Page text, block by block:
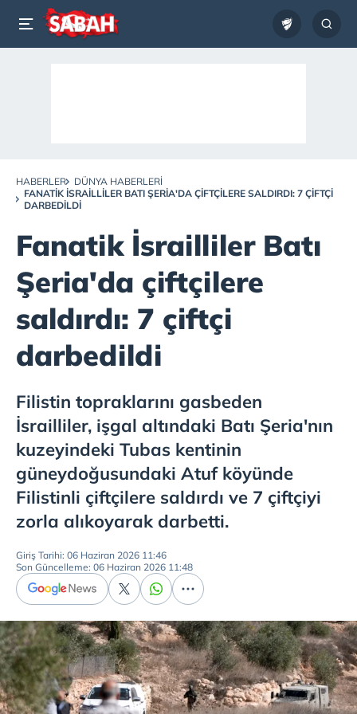
HABERLER
DÜNYA HABERLERI
FANATIK İSRAILLILER BATI ŞERIA'DA ÇIFTÇILERE SALDIRDI: 7 ÇIFTÇI
DARBEDILDI
Fanatik İsrailliler Batı
Şeria'da çiftçilere
saldırdı: 7 çiftçi
darbedildi
Filistin topraklarını gasbeden
İsrailliler, işgal altındaki Batı Şeria'nın
kuzeyindeki Tubas kentinin
güneydoğusundaki Atuf köyünde
Filistinli çiftçilere saldırdı ve 7 çiftçiyi
zorla alıkoyarak darbetti.
Giriş Tarihi: 06 Haziran 2026 11:46
Son Güncelleme: 06 Haziran 2026 11:48